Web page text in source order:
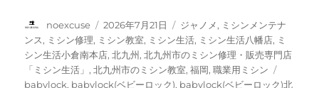
投
稿
者
noexcuse
投
稿
日:
2026年7月21日
カ
テ
ゴ
リ
ー
ジャノメ, ミシンメンテナ
ンス, ミシン修理, ミシン教室, ミシン生活, ミシン生活八幡店, ミ
シン生活小倉南本店,北九州,北九州市のミシン修理・販売専門店
「ミシン生活」,北九州市のミシン教室,福岡,職業用ミシン
グ
babylock, babylock(ベビーロック), babylock(ベビーロック)北